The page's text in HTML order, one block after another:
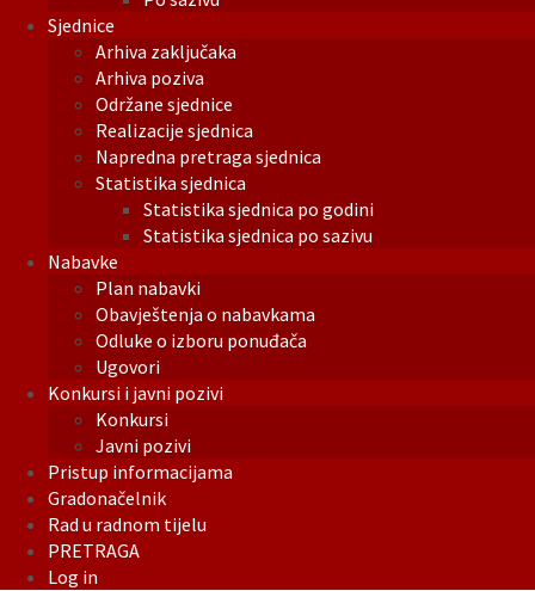
Sjednice
Arhiva zaključaka
Arhiva poziva
Održane sjednice
Realizacije sjednica
Napredna pretraga sjednica
Statistika sjednica
Statistika sjednica po godini
Statistika sjednica po sazivu
Nabavke
Plan nabavki
Obavještenja o nabavkama
Odluke o izboru ponuđača
Ugovori
Konkursi i javni pozivi
Konkursi
Javni pozivi
Pristup informacijama
Gradonačelnik
Rad u radnom tijelu
PRETRAGA
Log in